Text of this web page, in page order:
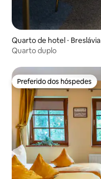
Quarto de hotel ⋅ Breslávia
Quarto duplo
Preferido dos hóspedes
Preferido dos hóspedes